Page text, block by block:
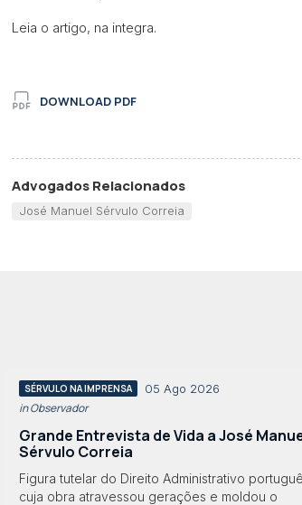
Leia o artigo, na integra.
DOWNLOAD PDF
Advogados Relacionados
José Manuel Sérvulo Correia
SÉRVULO NA IMPRENSA 05 Ago 2026
in Observador
Grande Entrevista de Vida a José
Sérvulo Correia
Figura tutelar do Direito Administrativo
cuja obra atravessou gerações e moldou o